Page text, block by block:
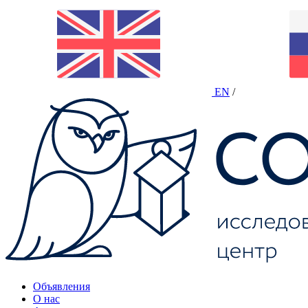
EN /
Объявления
О нас